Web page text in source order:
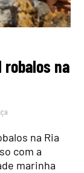
robalos na
na Ria
com a
marinha